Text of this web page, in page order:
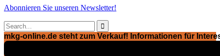
Abonnieren Sie unseren Newsletter!

mkg-online.de steht zum Verkauf! Informationen für